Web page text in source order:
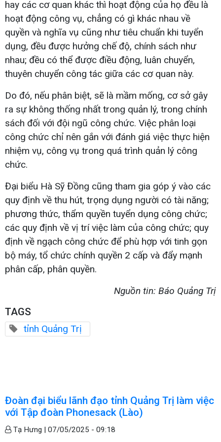
hay các cơ quan khác thì hoạt động của họ đều là
hoạt động công vụ, chẳng có gì khác nhau về
quyền và nghĩa vụ cũng như tiêu chuẩn khi tuyển
dụng, đều được hưởng chế độ, chính sách như
nhau; đều có thể được điều động, luân chuyển,
thuyên chuyển công tác giữa các cơ quan này.
Do đó, nếu phân biệt, sẽ là mầm mống, cơ sở gây
ra sự không thống nhất trong quản lý, trong chính
sách đối với đội ngũ công chức. Việc phân loại
công chức chỉ nên gắn với đánh giá việc thực hiện
nhiệm vụ, công vụ trong quá trình quản lý công
chức.
Đại biểu Hà Sỹ Đồng cũng tham gia góp ý vào các
quy định về thu hút, trọng dụng người có tài năng;
phương thức, thẩm quyền tuyển dụng công chức;
các quy định về vị trí việc làm của công chức; quy
định về ngạch công chức để phù hợp với tinh gọn
bộ máy, tổ chức chính quyền 2 cấp và đẩy mạnh
phân cấp, phân quyền.
Nguồn tin: Báo Quảng Trị
TAGS
tỉnh Quảng Trị
Đoàn đại biểu lãnh đạo tỉnh Quảng Trị làm việc
với Tập đoàn Phonesack (Lào)
Tạ Hưng | 07/05/2025 - 09:18